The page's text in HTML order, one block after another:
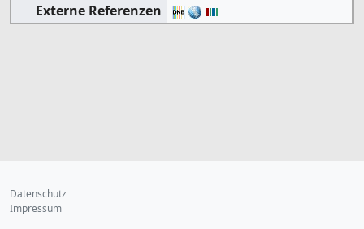
Externe Referenzen
Datenschutz
Impressum